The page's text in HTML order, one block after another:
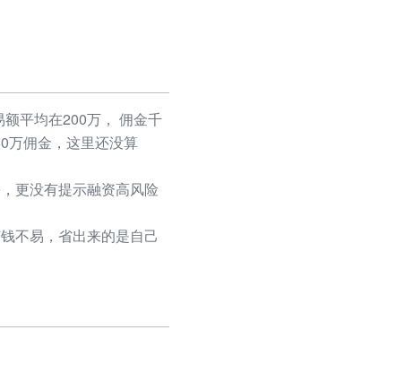
平均在200万， 佣金千
万佣金，这里还没算
更没有提示融资高风险
不易，省出来的是自己